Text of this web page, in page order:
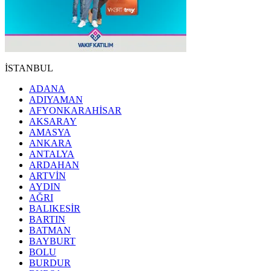
İSTANBUL
ADANA
ADIYAMAN
AFYONKARAHİSAR
AKSARAY
AMASYA
ANKARA
ANTALYA
ARDAHAN
ARTVİN
AYDIN
AĞRI
BALIKESİR
BARTIN
BATMAN
BAYBURT
BOLU
BURDUR